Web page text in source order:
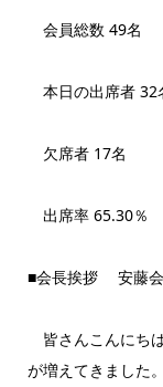
会員総数 49名
本日の出席者 32
欠席者 17名
出席率 65.30％
■会長挨拶 安藤
皆さんこんにち
が増えてきました